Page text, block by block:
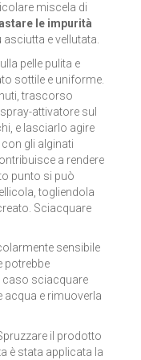
miscela di
le impurità
e vellutata.
pelle pulita e
sottile e uniforme.
trascorso
attivatore sul
e lasciarlo agire
con gli alginati
a rendere
punto si può
togliendola
Sciacquare
sensibile
potrebbe
caso sciacquare
e rimuoverla
il prodotto
è stata applicata la